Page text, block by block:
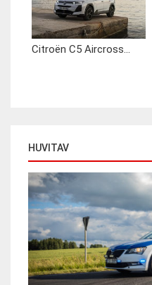
Citroën C5 Aircross...
HUVITAV